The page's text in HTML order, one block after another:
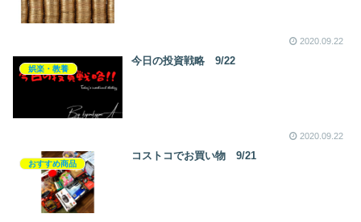
2020.09.22
娯楽・教養
今日の投資戦略 9/22
2020.09.22
おすすめ商品
コストコでお買い物 9/21